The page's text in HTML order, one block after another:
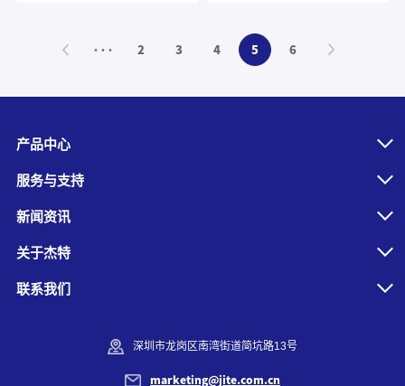
··· 2 3 4 5 6
产品中心
服务与支持
新闻资讯
关于杰特
联系我们
深圳市龙岗区南湾街道简坑路13号
marketing@jite.com.cn